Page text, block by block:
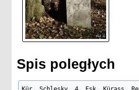
Spis poległych